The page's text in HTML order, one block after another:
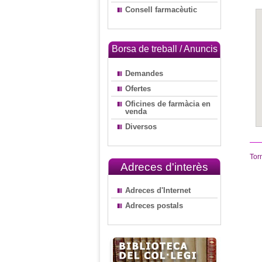
Consell farmacèutic
Borsa de treball / Anuncis
Demandes
Ofertes
Oficines de farmàcia en
venda
Diversos
Adreces d'interès
Adreces d'Internet
Adreces postals